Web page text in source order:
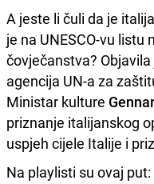
A jeste li čuli da je
je na UNESCO-vu
čovječanstva?
agencija UN-a za
Ministar kulture
priznanje italijanskog
uspjeh cijele Italije i
Na playlisti su ovaj put: